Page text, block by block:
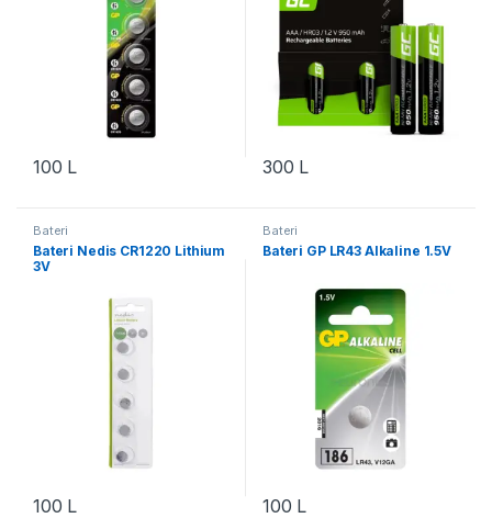
100 L 300 L
Bateri
Bateri Nedis CR1220 Lithium
3V
100 L
Bateri
Bateri GP LR43 Alkaline 1.5V
100 L